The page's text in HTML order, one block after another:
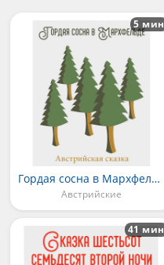
Гордая сосна в Мархфельде
Австрийские
5 мин
41 мин